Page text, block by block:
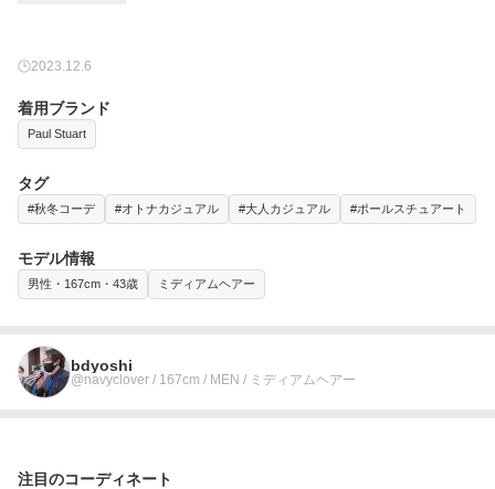
2023.12.6
着用ブランド
Paul Stuart
タグ
#秋冬コーデ #オトナカジュアル #大人カジュアル #ポールスチュアート
モデル情報
男性・167cm・43歳 ミディアムヘアー
bdyoshi
@navyclover / 167cm / MEN / ミディアムヘアー
注目のコーディネート